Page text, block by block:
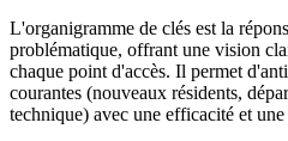
L'organigramme de clés est la
problématique, offrant une vision
chaque point d'accès. Il permet
courantes (nouveaux résidents,
technique) avec une efficacité et une